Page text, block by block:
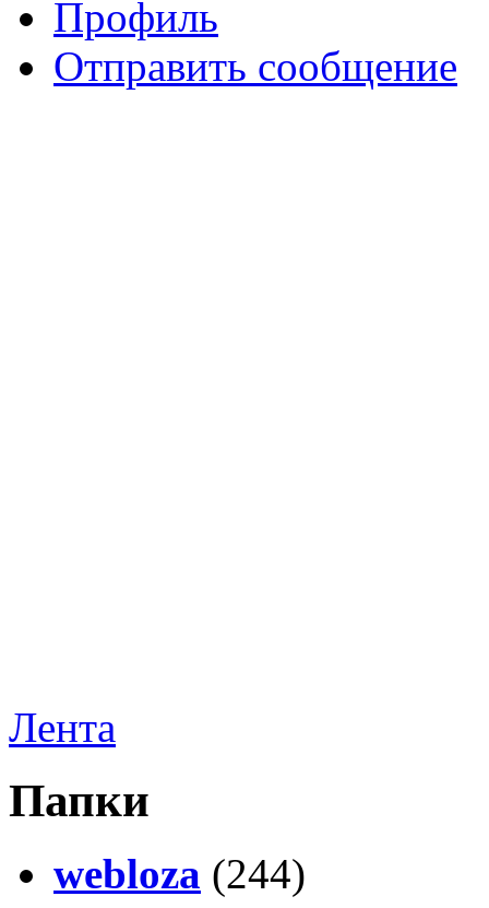
Профиль
Отправить сообщение
Лента
Папки
webloza (244)